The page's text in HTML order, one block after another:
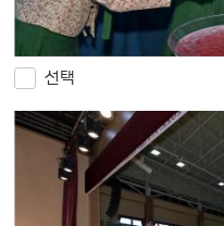
선택